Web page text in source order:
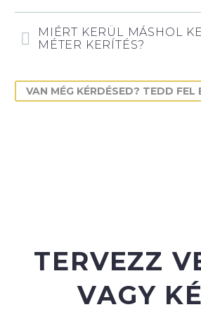
MIÉRT KERÜL MÁSHOL
MÉTER KERÍTÉS?
VAN MÉG KÉRDÉSED? TEDD FEL
TERVEZZ
VAGY